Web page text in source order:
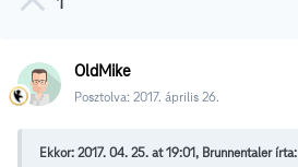
OldMike
Posztolva: 2017. április 26.
Ekkor: 2017. 04. 25. at 19:01, Brunnentaler írta: